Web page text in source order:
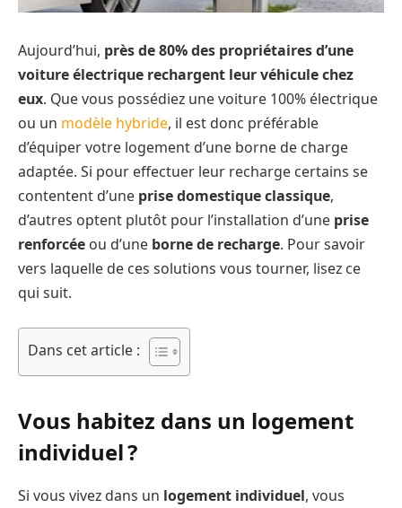
Aujourd’hui, près de 80% des propriétaires d’une
voiture électrique rechargent leur véhicule chez
eux. Que vous possédiez une voiture 100% électrique
ou un modèle hybride, il est donc préférable
d’équiper votre logement d’une borne de charge
adaptée. Si pour effectuer leur recharge certains se
contentent d’une prise domestique classique,
d’autres optent plutôt pour l’installation d’une prise
renforcée ou d’une borne de recharge. Pour savoir
vers laquelle de ces solutions vous tourner, lisez ce
qui suit.
Dans cet article :
Vous habitez dans un logement
individuel ?
Si vous vivez dans un logement individuel, vous